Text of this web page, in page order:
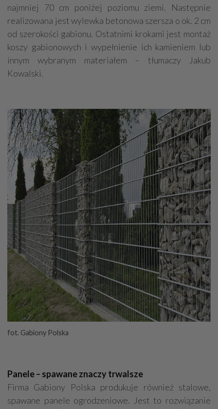
najmniej 70 cm poniżej poziomu ziemi. Następnie
realizowana jest wylewka betonowa szersza o ok. 2 cm
od szerokości gabionu. Ostatnimi krokami jest montaż
koszy gabionowych i wypełnienie ich kamieniem lub
innym wybranym materiałem – tłumaczy Jakub
Kowalski.
fot. Gabiony Polska
Panele – spawane znaczy trwalsze
Firma Gabiony Polska produkuje również stalowe,
spawane panele ogrodzeniowe. Jest to rozwiązanie